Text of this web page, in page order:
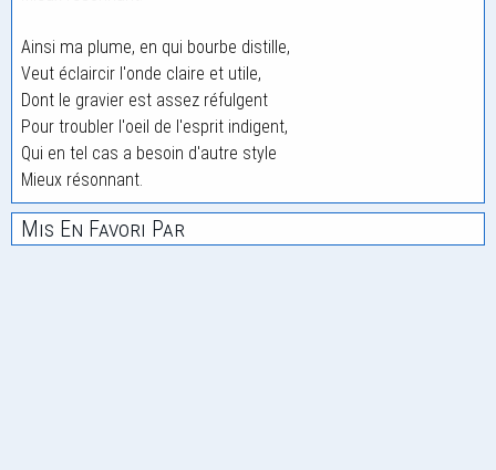
Ainsi ma plume, en qui bourbe distille,
Veut éclaircir l'onde claire et utile,
Dont le gravier est assez réfulgent
Pour troubler l'oeil de l'esprit indigent,
Qui en tel cas a besoin d'autre style
Mieux résonnant.
Mis En Favori Par